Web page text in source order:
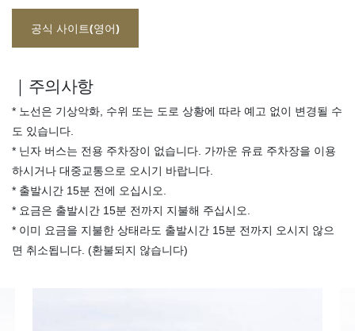
공식 사이트(영어)
｜주의사항
* 노선은 기상악화, 수위 또는 도로 상황에 따라 예고 없이 변경될 수
도 있습니다.
* 닌자 버스는 전용 주차장이 없습니다. 가까운 유료 주차장을 이용
하시거나 대중교통으로 오시기 바랍니다.
* 출발시간 15분 전에 오십시오.
* 요금은 출발시간 15분 전까지 지불해 주십시오.
* 이미 요금을 지불한 상태라도 출발시간 15분 전까지 오시지 않으
면 취소됩니다. (환불되지 않습니다)